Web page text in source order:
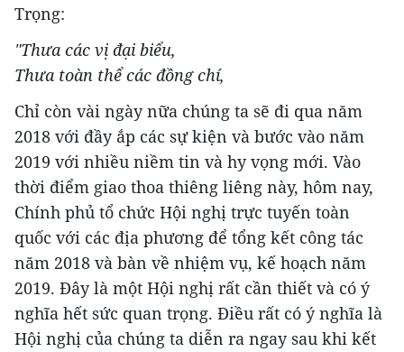
Trọng:
"Thưa các vị đại biểu,
Thưa toàn thể các đồng chí,
Chỉ còn vài ngày nữa chúng ta sẽ đi qua năm
2018 với đầy ắp các sự kiện và bước vào năm
2019 với nhiều niềm tin và hy vọng mới. Vào
thời điểm giao thoa thiêng liêng này, hôm nay,
Chính phủ tổ chức Hội nghị trực tuyến toàn
quốc với các địa phương để tổng kết công tác
năm 2018 và bàn về nhiệm vụ, kế hoạch năm
2019. Đây là một Hội nghị rất cần thiết và có ý
nghĩa hết sức quan trọng. Điều rất có ý nghĩa là
Hội nghị của chúng ta diễn ra ngay sau khi kết